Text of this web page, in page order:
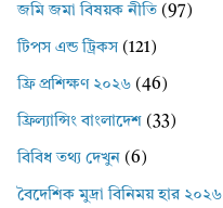
জমি জমা বিষয়ক নীতি (97)
টিপস এন্ড ট্রিকস (121)
ফ্রি প্রশিক্ষণ ২০২৬ (46)
ফ্রিল্যান্সিং বাংলাদেশ (33)
বিবিধ তথ্য দেখুন (6)
বৈদেশিক মুদ্রা বিনিময় হার ২০২৬